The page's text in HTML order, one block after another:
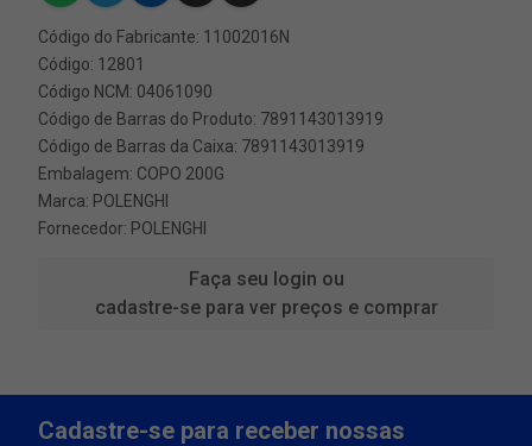
Código do Fabricante: 11002016N
Código: 12801
Código NCM: 04061090
Código de Barras do Produto: 7891143013919
Código de Barras da Caixa: 7891143013919
Embalagem: COPO 200G
Marca: POLENGHI
Fornecedor: POLENGHI
Faça seu login ou
cadastre-se para ver preços e comprar
Cadastre-se para receber nossas